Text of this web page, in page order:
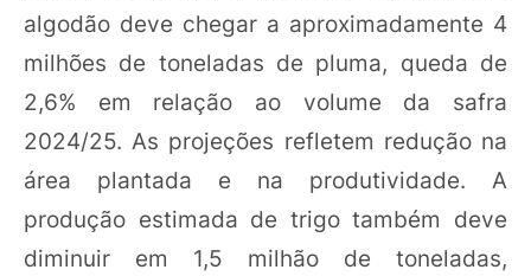
algodão deve chegar a aproximadamente 4
milhões de toneladas de pluma, queda de
2,6% em relação ao volume da safra
2024/25. As projeções refletem redução na
área plantada e na produtividade. A
produção estimada de trigo também deve
diminuir em 1,5 milhão de toneladas,